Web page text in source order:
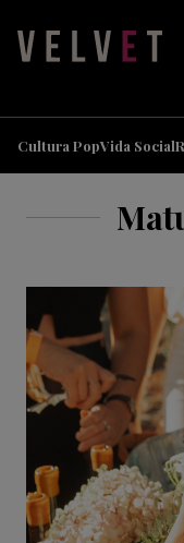
Cultura PopVida Social